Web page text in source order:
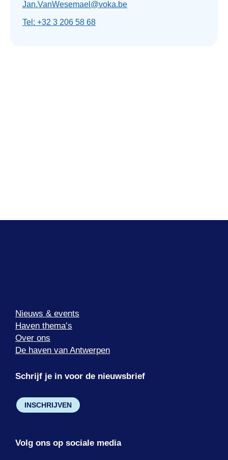
Jan.VanWesemael@voka.be
Tel: +32 3 206 58 68
Nieuws & events
Haven thema’s
Over ons
De haven van Antwerpen
Schrijf je in voor de nieuwsbrief
INSCHRIJVEN
Volg ons op sociale media